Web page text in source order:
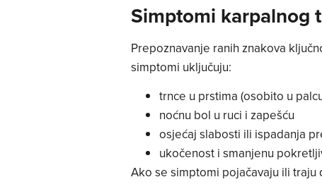
Simptomi karpalnog
Prepoznavanje ranih znakova
simptomi uključuju:
trnce u prstima (osobito u
noćnu bol u ruci i zapešću
osjećaj slabosti ili ispadanja
ukočenost i smanjenu
Ako se simptomi pojačavaju ili